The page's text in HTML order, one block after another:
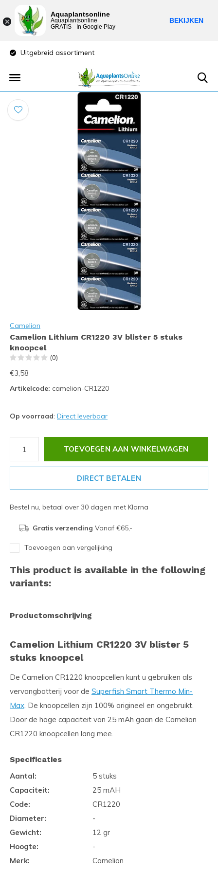
Uitgebreid assortiment
Camelion
Camelion Lithium CR1220 3V blister 5 stuks
knoopcel
(0)
€3,58
Artikelcode: camelion-CR1220
Op voorraad: Direct leverbaar
TOEVOEGEN AAN WINKELWAGEN
DIRECT BETALEN
Bestel nu, betaal over 30 dagen met Klarna
Gratis verzending Vanaf €65,-
Toevoegen aan vergelijking
This product is available in the following
variants:
Productomschrijving
Camelion Lithium CR1220 3V blister 5
stuks knoopcel
De Camelion CR1220 knoopcellen kunt u gebruiken als
vervangbatterij voor de Superfish Smart Thermo Min-
Max. De knoopcellen zijn 100% origineel en ongebruikt.
Door de hoge capaciteit van 25 mAh gaan de Camelion
CR1220 knoopcellen lang mee.
Specificaties
Aantal:
5 stuks
Capaciteit:
25 mAH
Code:
CR1220
Diameter:
-
Gewicht:
12 gr
Hoogte:
-
Merk:
Camelion
Aquaplantsonline
Aquaplantsonline
GRATIS - In Google Play
BEKIJKEN